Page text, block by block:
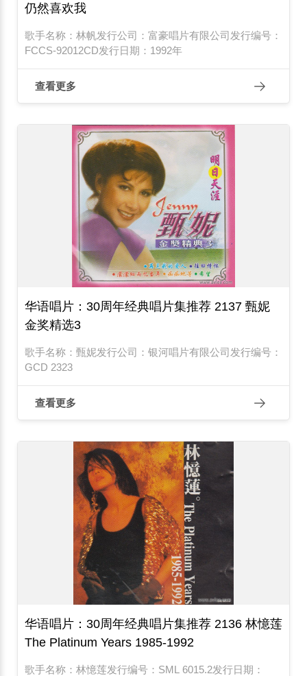
仍然喜欢我
歌手名称：林帆发行公司：富豪唱片有限公司发行编号：
FCCS-92012CD发行日期：1992年
查看更多
华语唱片：30周年经典唱片集推荐 2137 甄妮
金奖精选3
歌手名称：甄妮发行公司：银河唱片有限公司发行编号：
GCD 2323
查看更多
华语唱片：30周年经典唱片集推荐 2136 林憶莲
The Platinum Years 1985-1992
歌手名称：林憶莲发行编号：SML 6015.2发行日期：